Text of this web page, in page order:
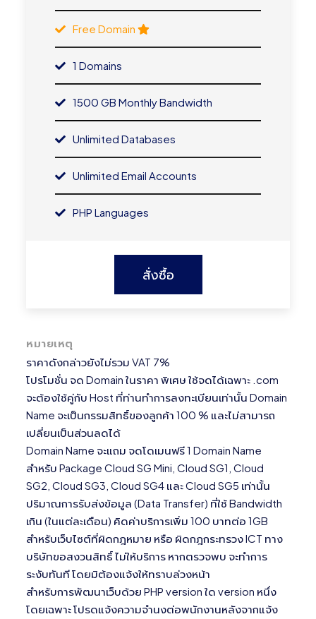
Free Domain
1 Domains
1500 GB Monthly Bandwidth
Unlimited Databases
Unlimited Email Accounts
PHP Languages
สั่งซื้อ
หมายเหตุ
ราคาดังกล่าวยังไม่รวม VAT 7%
โปรโมชั่น จด Domain ในราคา พิเศษ ใช้จดได้เฉพาะ .com
จะต้องใช้คู่กับ Host ที่ท่านทำการลงทะเบียนเท่านั้น Domain
Name จะเป็นกรรมสิทธิ์ของลูกค้า 100 % และไม่สามารถ
เปลี่ยนเป็นส่วนลดได้
Domain Name จะแถม จดโดเมนฟรี 1 Domain Name
สำหรับ Package Cloud SG Mini, Cloud SG1, Cloud
SG2, Cloud SG3, Cloud SG4 และ Cloud SG5 เท่านั้น
ปริมาณการรับส่งข้อมูล (Data Transfer) ที่ใช้ Bandwidth
เกิน (ในแต่ละเดือน) คิดค่าบริการเพิ่ม 100 บาทต่อ 1GB
สำหรับเว็บไซต์ที่ผิดกฎหมาย หรือ ผิดกฎกระทรวง ICT ทาง
บริษัทขอสงวนสิทธิ์ ไม่ให้บริการ หากตรวจพบ จะทำการ
ระงับทันที โดยมิต้องแจ้งให้ทราบล่วงหน้า
สำหรับการพัฒนาเว็บด้วย PHP version ใด version หนึ่ง
โดยเฉพาะ โปรดแจ้งความจำนงต่อพนักงานหลังจากแจ้ง